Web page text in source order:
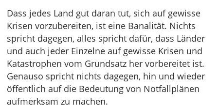
Dass jedes Land gut daran tut, sich auf gewisse
Krisen vorzubereiten, ist eine Banalität. Nichts
spricht dagegen, alles spricht dafür, dass Länder
und auch jeder Einzelne auf gewisse Krisen und
Katastrophen vom Grundsatz her vorbereitet ist.
Genauso spricht nichts dagegen, hin und wieder
öffentlich auf die Bedeutung von Notfallplänen
aufmerksam zu machen.